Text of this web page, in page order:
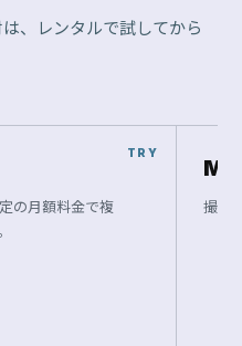
、レンタルで試してから
の月額料金で複
撮影